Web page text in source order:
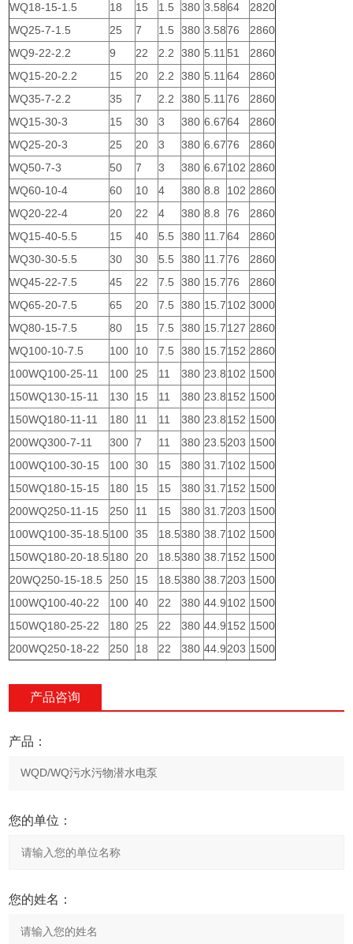
WQ18-15-1.5
18 15 1.5 380 3.5864
2820
WQ25-7-1.5
25 7 1.5 380 3.5876
2860
WQ9-22-2.2
9 22 2.2 380 5.11 51
2860
WQ15-20-2.2
15 20 2.2 380 5.11 64
2860
WQ35-7-2.2
35 7 2.2 380 5.11 76
2860
WQ15-30-3
15 30 3 380 6.6764
2860
WQ25-20-3
25 20 3 380 6.6776
2860
WQ50-7-3
50 7 3 380 6.67102 2860
WQ60-10-4
60 10 4 380 8.8 102 2860
WQ20-22-4
20 22 4 380 8.8 76
2860
WQ15-40-5.5
15 40 5.5 380 11.7 64
2860
WQ30-30-5.5
30 30 5.5 380 11.7 76
2860
WQ45-22-7.5
45 22 7.5 380 15.776
2860
WQ65-20-7.5
65 20 7.5 380 15.7102 3000
WQ80-15-7.5
80 15 7.5 380 15.7127 2860
WQ100-10-7.5
100 10 7.5 380 15.7152 2860
100WQ100-25-11
100 25 11 380 23.8102 1500
150WQ130-15-11
130 15 11 380 23.8152 1500
150WQ180-11-11
180 11 11 380 23.8152 1500
200WQ300-7-11
300 7 11 380 23.5203 1500
100WQ100-30-15
100 30 15 380 31.7102 1500
150WQ180-15-15
180 15 15 380 31.7152 1500
200WQ250-11-15
250 11 15 380 31.7203 1500
100WQ100-35-18.5100 35 18.5380 38.7102 1500
150WQ180-20-18.5180 20 18.5380 38.7152 1500
20WQ250-15-18.5
250 15 18.5380 38.7203 1500
100WQ100-40-22
100 40 22 380 44.9102 1500
150WQ180-25-22
180 25 22 380 44.9152 1500
200WQ250-18-22
250 18 22 380 44.9203 1500
产品咨询
产品：
您的单位：
您的姓名：